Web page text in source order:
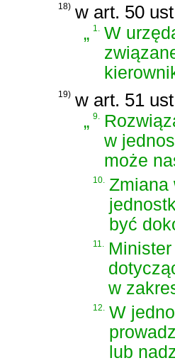
18) w art. 50
„1.
W
19) w art. 51
„9.
w
może
10. Zmiana
być
11.
w
12. W
lub